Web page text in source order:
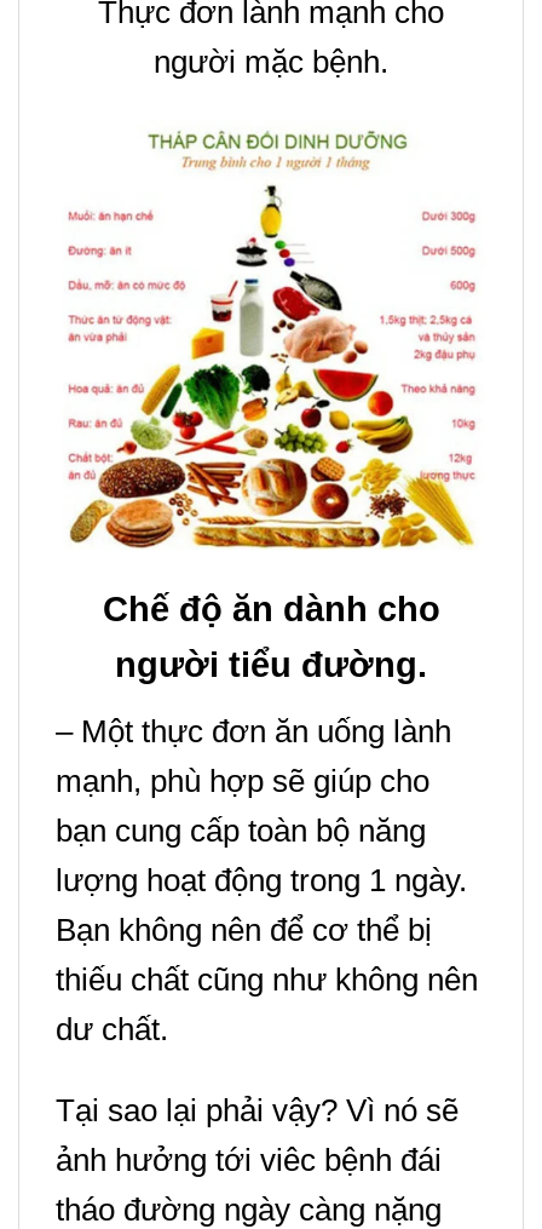
Thực đơn lành mạnh cho
người mặc bệnh.
Chế độ ăn dành cho
người tiểu đường.
– Một thực đơn ăn uống lành
mạnh, phù hợp sẽ giúp cho
bạn cung cấp toàn bộ năng
lượng hoạt động trong 1 ngày.
Bạn không nên để cơ thể bị
thiếu chất cũng như không nên
dư chất.
Tại sao lại phải vậy? Vì nó sẽ
ảnh hưởng tới viêc bệnh đái
tháo đường ngày càng nặng